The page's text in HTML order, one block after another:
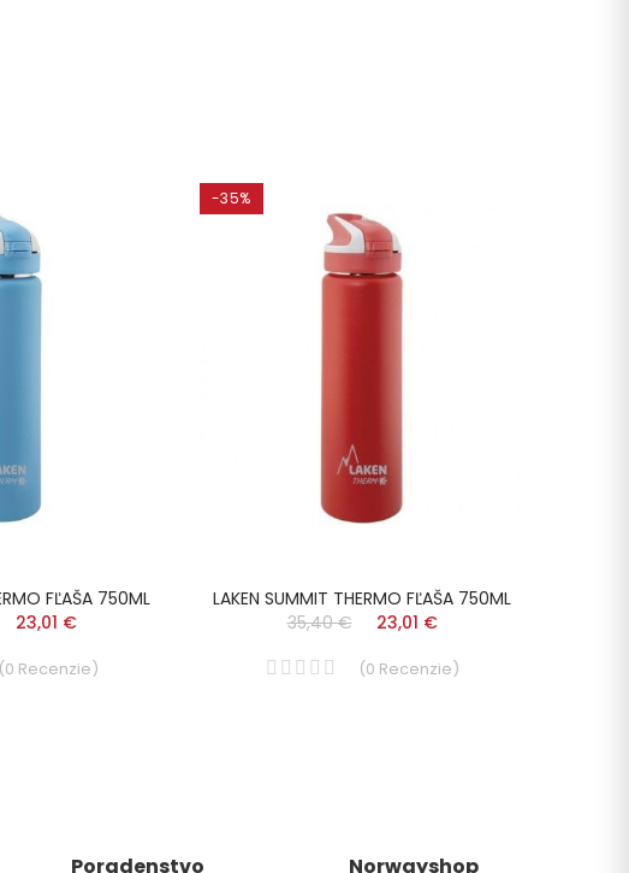
FĽAŠA 750ML
23,01 €
(0 Recenzie)
-35%
LAKEN SUMMIT THERMO FĽAŠA 750ML
35,40 €
23,01 €
(0 Recenzie)
Poradenstvo Norwayshop